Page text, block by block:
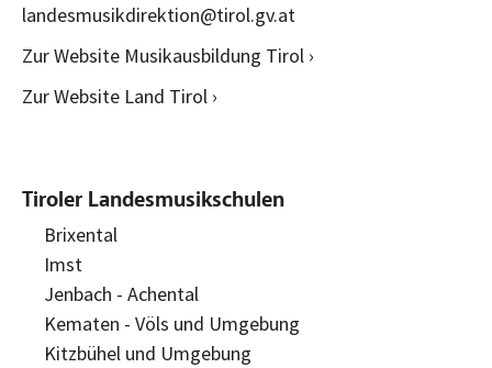
landesmusikdirektion@tirol.gv.at
Zur Website Musikausbildung Tirol ›
Zur Website Land Tirol ›
Tiroler Landesmusikschulen
Brixental
Imst
Jenbach - Achental
Kematen - Völs und Umgebung
Kitzbühel und Umgebung